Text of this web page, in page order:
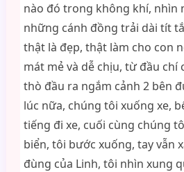
nào đó trong không khí, nhìn
những cánh đồng trải dài tít
thật là đẹp, thật làm cho con
mát mẻ và dễ chịu, từ đầu chí
thò đầu ra ngắm cảnh 2 bên
lúc nữa, chúng tôi xuống xe,
tiếng đi xe, cuối cùng chúng
biển, tôi bước xuống, tay vẫn
đùng của Linh, tôi nhìn xung